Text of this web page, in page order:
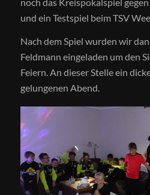
und ein Testspiel beim TSV
Nach dem Spiel wurden wir
Feldmann eingeladen um den
Feiern. An dieser Stelle ein
gelungenen Abend.